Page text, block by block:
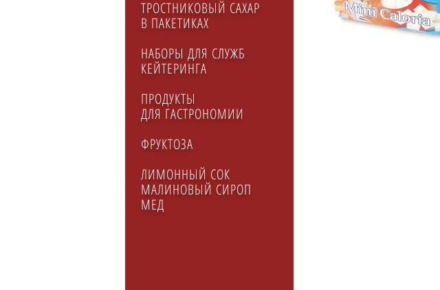
ТРОСТНИКОВЫЙ САХАР
В ПАКЕТИКАХ
НАБОРЫ ДЛЯ СЛУЖБ
КЕЙТЕРИНГA
ПРОДУКТЫ
ДЛЯ ГАСТРОНОМИИ
ФРУКТОЗА
ЛИМОННЫЙ СОК
МАЛИНОВЫЙ СИРОП
МЕД